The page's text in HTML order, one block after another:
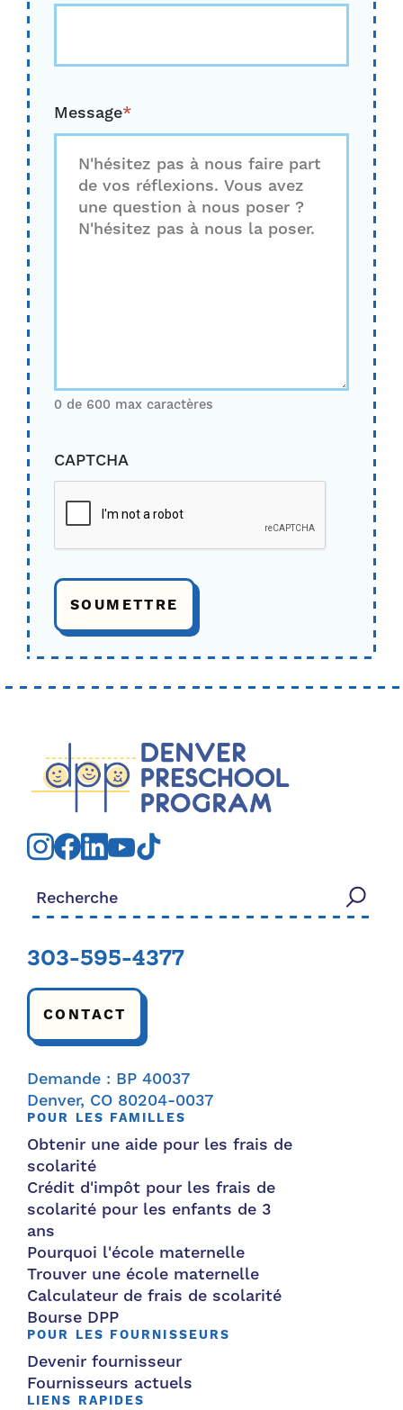
Message*
0 de 600 max caractères
CAPTCHA
Rechercher:
303-595-4377
CONTACT
Demande : BP 40037
Denver, CO 80204-0037
POUR LES FAMILLES
Obtenir une aide pour les frais de
scolarité
Crédit d'impôt pour les frais de
scolarité pour les enfants de 3
ans
Pourquoi l'école maternelle
Trouver une école maternelle
Calculateur de frais de scolarité
Bourse DPP
POUR LES FOURNISSEURS
Devenir fournisseur
Fournisseurs actuels
LIENS RAPIDES